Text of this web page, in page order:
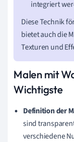
integriert
Diese Technik
bietet auch die
Texturen und
Malen mit
Wichtigste
Definition der
sind
verschiedene